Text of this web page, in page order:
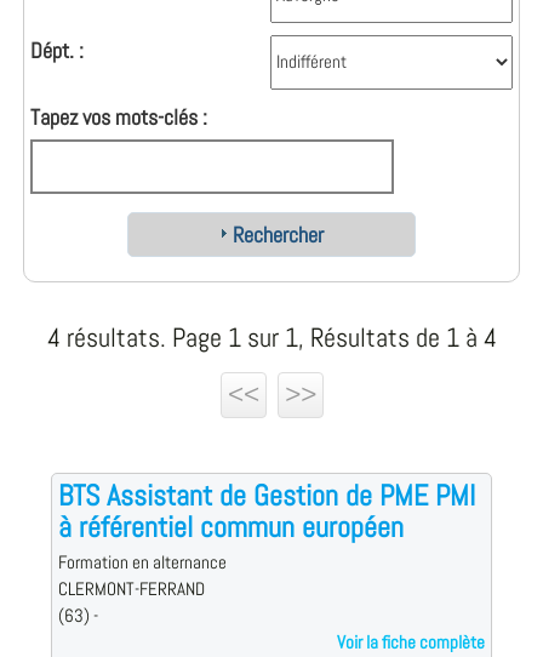
Dépt. :
Tapez vos mots-clés :
Rechercher
4 résultats. Page 1 sur 1, Résultats de 1 à 4
<<
>>
BTS Assistant de Gestion de PME PMI
à référentiel commun européen
Formation en alternance
CLERMONT-FERRAND
(63) -
Voir la fiche complète